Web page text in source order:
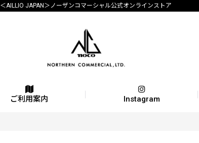
＜AILLIO JAPAN＞ノーザンコマーシャル公式オンラインストア
ご利用案内 Instagram